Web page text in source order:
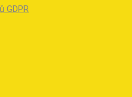
GDPR